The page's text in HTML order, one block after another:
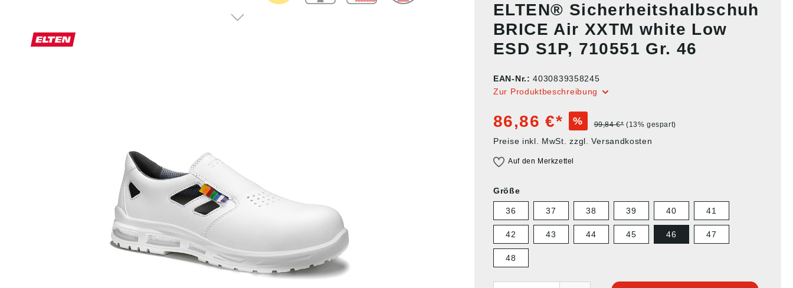
ELTEN® Sicherheitshalbschuh
BRICE Air XXTM white Low
ESD S1P, 710551 Gr. 46
EAN-Nr.:4030839358245
Zur Produktbeschreibung
86,86 €* % 99,84 €* (13% gespart)
Preise inkl. MwSt. zzgl. Versandkosten
Auf den Merkzettel
Größe
36 37 38 39 40 41
42 43 44 45 46 47
48